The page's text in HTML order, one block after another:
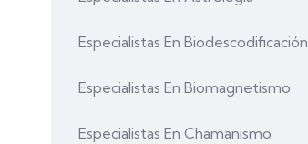
Especialistas En Biodescodificación
Especialistas En Biomagnetismo
Especialistas En Chamanismo